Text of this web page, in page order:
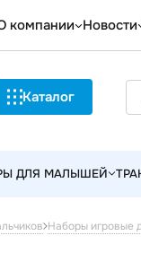
компании Новости
Каталог
ДЛЯ МАЛЫШЕЙ
Наборы игровые